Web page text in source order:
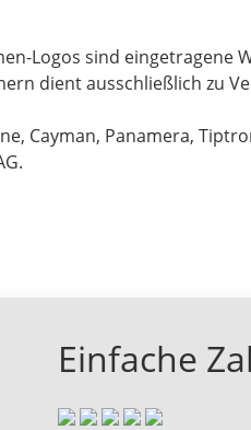
Logos sind eingetragene
dient ausschließlich zu
Cayman, Panamera,
Einfache